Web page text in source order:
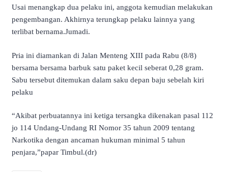
Usai menangkap dua pelaku ini, anggota kemudian melakukan
pengembangan. Akhirnya terungkap pelaku lainnya yang
terlibat bernama.Jumadi.
Pria ini diamankan di Jalan Menteng XIII pada Rabu (8/8)
bersama bersama barbuk satu paket kecil seberat 0,28 gram.
Sabu tersebut ditemukan dalam saku depan baju sebelah kiri
pelaku
“Akibat perbuatannya ini ketiga tersangka dikenakan pasal 112
jo 114 Undang-Undang RI Nomor 35 tahun 2009 tentang
Narkotika dengan ancaman hukuman minimal 5 tahun
penjara,”papar Timbul.(dr)